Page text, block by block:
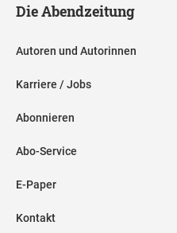
Die Abendzeitung
Autoren und Autorinnen
Karriere / Jobs
Abonnieren
Abo-Service
E-Paper
Kontakt